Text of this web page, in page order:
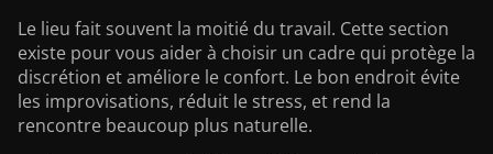
Le lieu fait souvent la moitié du travail. Cette section
existe pour vous aider à choisir un cadre qui protège la
discrétion et améliore le confort. Le bon endroit évite
les improvisations, réduit le stress, et rend la
rencontre beaucoup plus naturelle.